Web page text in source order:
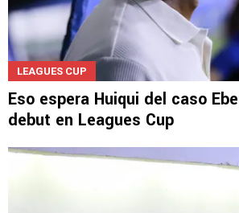
LEAGUES CUP
Eso espera Huiqui del caso
debut en Leagues Cup